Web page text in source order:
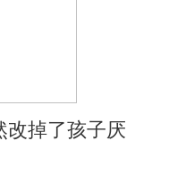
改掉了孩子厌